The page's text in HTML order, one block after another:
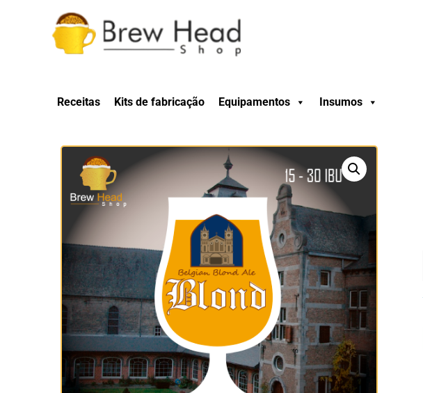
Receitas Kits de fabricação Equipamentos Insumos